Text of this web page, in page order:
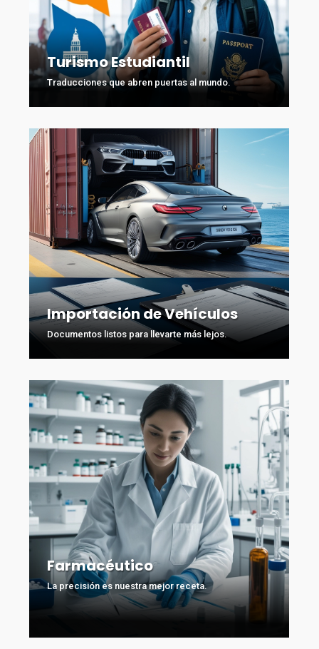
Turismo Estudiantil
Traducciones que abren puertas al mundo.
Importación de Vehículos
Documentos listos para llevarte más lejos.
Farmacéutico
La precisión es nuestra mejor receta.